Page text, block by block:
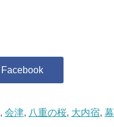
,会津, 八重の桜, 大内宿,